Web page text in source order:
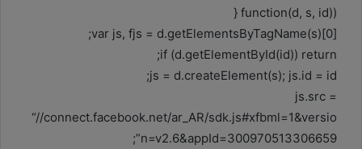
(function(d, s, id) {
var js, fjs = d.getElementsByTagName(s)[0];
if (d.getElementById(id)) return;
js = d.createElement(s); js.id = id;
js.src =
“//connect.facebook.net/ar_AR/sdk.js#xfbml=1&versio
n=v2.6&appId=300970513306659”;